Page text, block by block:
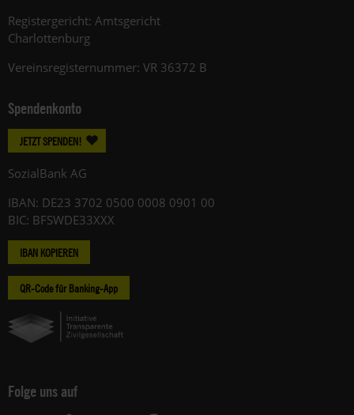
Registergericht: Amtsgericht
Charlottenburg
Vereinsregisternummer: VR 36372 B
Spendenkonto
JETZT SPENDEN!
SozialBank AG
IBAN: DE23 3702 0500 0008 0901 00
BIC: BFSWDE33XXX
IBAN KOPIEREN
QR-Code für Banking-App
Folge uns auf